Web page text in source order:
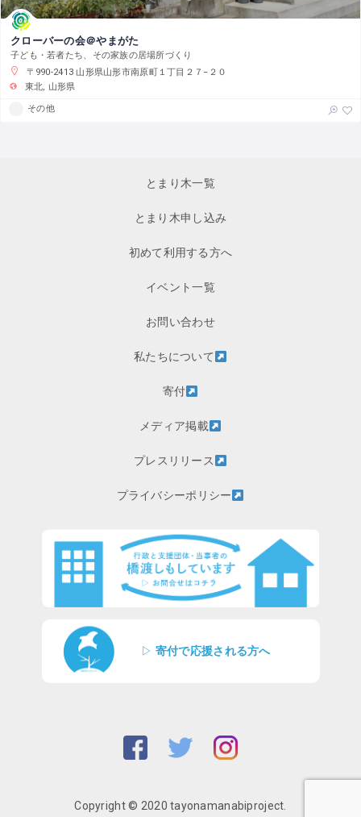
クローバーの会＠やまがた
子ども・若者たち、その家族の居場所づくり
〒990-2413 山形県山形市南原町１丁目２７−２０
東北
山形県
その他
とまり木一覧
とまり木申し込み
初めて利用する方へ
イベント一覧
お問い合わせ
私たちについて
寄付
メディア掲載
プレスリリース
プライバシーポリシー
▷ 寄付で応援される方へ
Copyright © 2020 tayonamanabiproject.